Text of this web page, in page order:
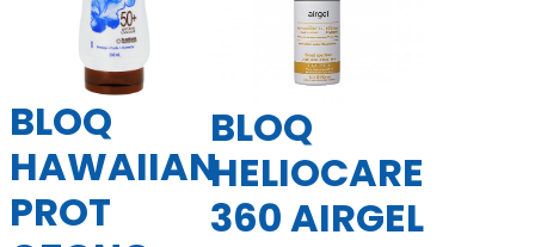
BLOQ
HAWAIIAN
PROT
BLOQ
HELIOCARE
360 AIRGEL